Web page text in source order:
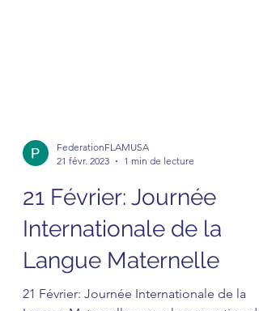
21 févr. 2023
1 min de lecture
21 Février: Journée
Internationale de la
Langue Maternelle